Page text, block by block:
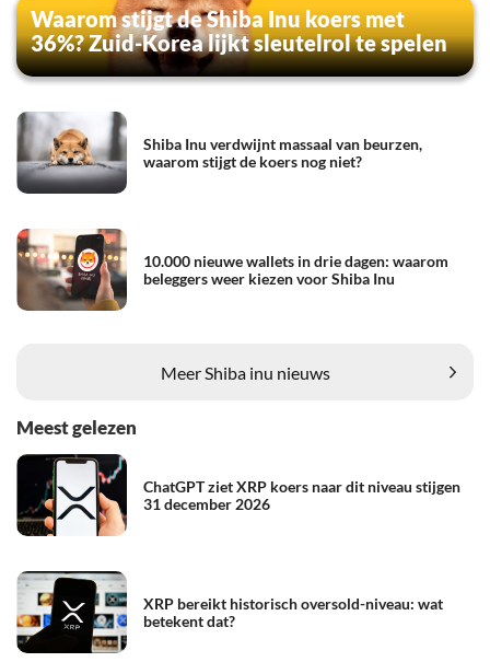
Waarom stijgt de Shiba Inu koers met
36%? Zuid-Korea lijkt sleutelrol te spelen
Shiba Inu verdwijnt massaal van beurzen,
waarom stijgt de koers nog niet?
10.000 nieuwe wallets in drie dagen: waarom
beleggers weer kiezen voor Shiba Inu
Meer Shiba inu nieuws
Meest gelezen
ChatGPT ziet XRP koers naar dit niveau stijgen
31 december 2026
XRP bereikt historisch oversold-niveau: wat
betekent dat?